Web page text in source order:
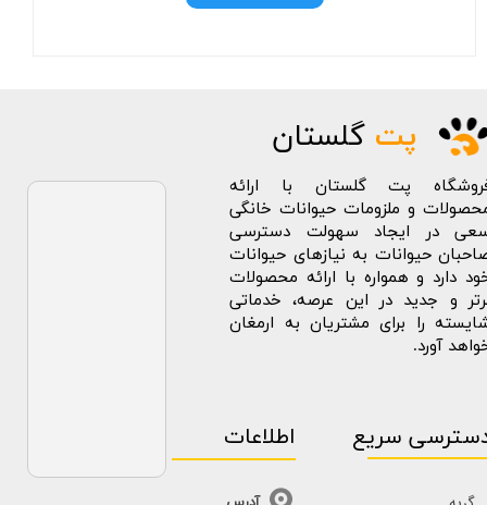
پت گلستان
پت گلستان با ارائه
و ملزومات حیوانات خانگی
در ایجاد سهولت دسترسی
حیوانات به نیازهای حیوانات
دارد و همواره با ارائه محصولات
و جدید در این عرصه، خدماتی
را برای مشتریان به ارمغان
آورد.
سریع اطلاعات